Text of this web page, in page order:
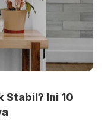
Stabil? Ini 10